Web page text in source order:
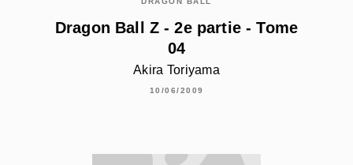
Dragon Ball Z - 2e partie - Tome
04
Akira Toriyama
10/06/2009